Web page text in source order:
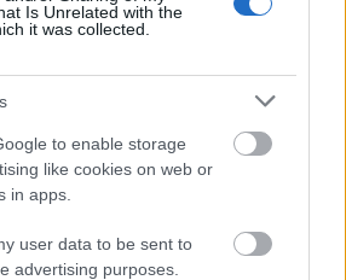
Is Unrelated with the
it was collected.
to enable storage
like cookies on web or
in apps.
user data to be sent to
advertising purposes.
emlékezni muszáj. A
biztosan nem
a történteket, de ettől
ember által való
problémáját meg kell
Az Olaszliszkai című
napvilágot látott már egy
Rádió a megjelenése
adta le. Több mint száz
hogy a darab az